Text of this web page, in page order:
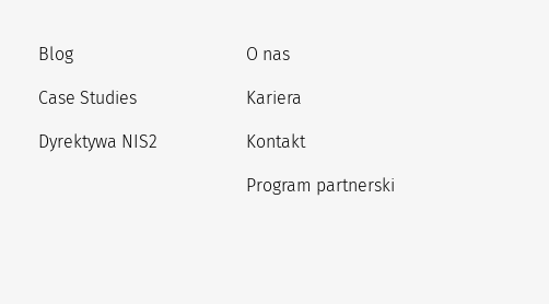
Blog
Case Studies
Dyrektywa NIS2
O nas
Kariera
Kontakt
Program partnerski